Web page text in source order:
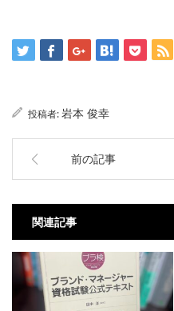
投稿者:岩本 俊幸
前の記事
関連記事